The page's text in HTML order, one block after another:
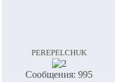
perepelchuk
Сообщения: 995